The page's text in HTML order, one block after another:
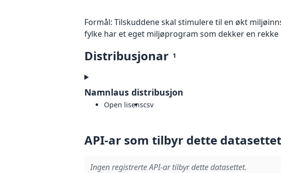
Formål: Tilskuddene skal stimulere til en økt
fylke har et eget miljøprogram som dekker en rekke
Distribusjonar 1
Namnlaus distribusjon
Open lisenscsv
API-ar som tilbyr dette datasettet
Ingen registrerte API-ar tilbyr dette datasettet.